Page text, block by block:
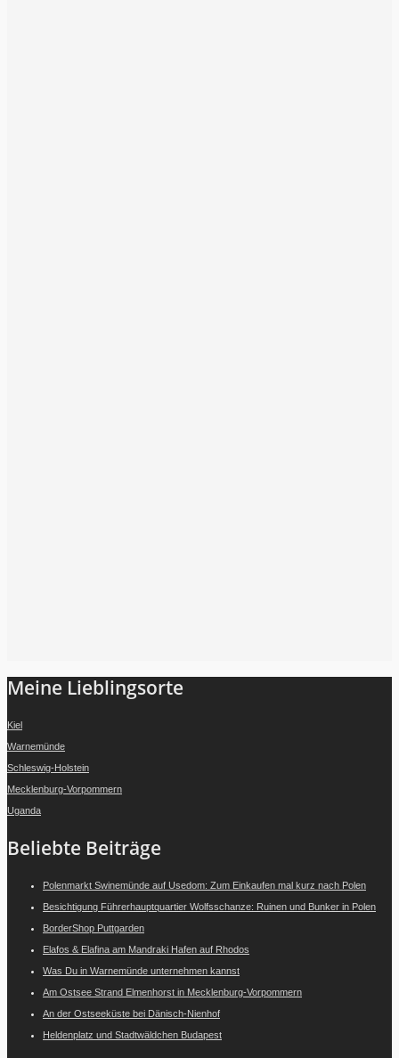
Meine Lieblingsorte
Kiel
Warnemünde
Schleswig-Holstein
Mecklenburg-Vorpommern
Uganda
Beliebte Beiträge
Polenmarkt Swinemünde auf Usedom: Zum Einkaufen mal kurz nach Polen
Besichtigung Führerhauptquartier Wolfsschanze: Ruinen und Bunker in Polen
BorderShop Puttgarden
Elafos & Elafina am Mandraki Hafen auf Rhodos
Was Du in Warnemünde unternehmen kannst
Am Ostsee Strand Elmenhorst in Mecklenburg-Vorpommern
An der Ostseeküste bei Dänisch-Nienhof
Heldenplatz und Stadtwäldchen Budapest